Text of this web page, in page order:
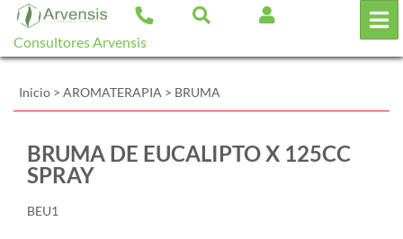
Consultores Arvensis
Inicio > AROMATERAPIA > BRUMA
BRUMA DE EUCALIPTO X 125CC
SPRAY
BEU1